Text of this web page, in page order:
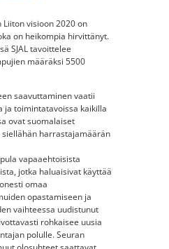
Liiton visioon 2020 on
on heikompia hirvittänyt.
SJAL tavoittelee
määräksi 5500
saavuttaminen vaatii
ja toimintatavoissa kaikilla
ovat suomalaiset
harrastajamäärän
vapaaehtoisista
jotka haluaisivat käyttää
omaa
opastamiseen ja
vaihteessa uudistunut
rohkaisee uusia
polulle. Seuran